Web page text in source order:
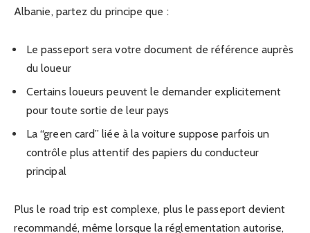
Albanie, partez du principe que :
Le passeport sera votre document de référence auprès
du loueur
Certains loueurs peuvent le demander explicitement
pour toute sortie de leur pays
La “green card” liée à la voiture suppose parfois un
contrôle plus attentif des papiers du conducteur
principal
Plus le road trip est complexe, plus le passeport devient
recommandé, même lorsque la réglementation autorise,